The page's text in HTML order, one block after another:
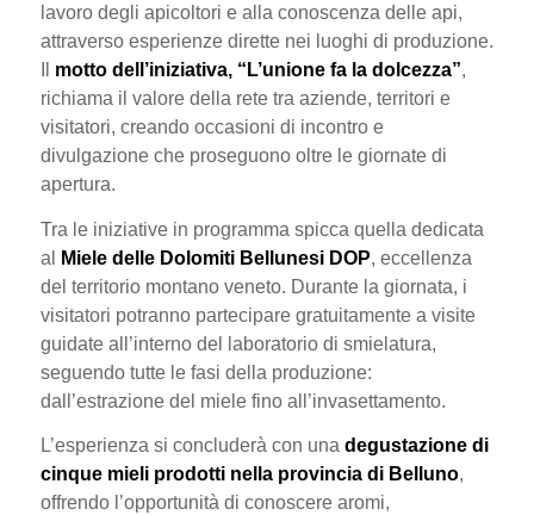
lavoro degli apicoltori e alla conoscenza delle api,
attraverso esperienze dirette nei luoghi di produzione.
motto dell’iniziativa, “L’unione fa la dolcezza”,
richiama il valore della rete tra aziende, territori e
visitatori, creando occasioni di incontro e
divulgazione che proseguono oltre le giornate di
apertura.
Tra le iniziative in programma spicca quella dedicata
al
Miele delle Dolomiti Bellunesi DOP, eccellenza
del territorio montano veneto. Durante la giornata, i
visitatori potranno partecipare gratuitamente a visite
guidate all’interno del laboratorio di smielatura,
seguendo tutte le fasi della produzione:
dall’estrazione del miele fino all’invasettamento.
L’esperienza si concluderà con una degustazione di
cinque mieli prodotti nella provincia di Belluno,
offrendo l’opportunità di conoscere aromi,